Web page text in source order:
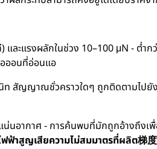
และแรงผลักในช่วง 10–100 μN - ต่
อออนที่อ่อนแอ
สัญญาณชั่วคราวใดๆ ถูกติดตามไปยั
นอากาศ - การค้นพบที่มักถูกอ้างถึงเ
ฟ้าสูญเสียความไม่สมมาตรที่ผลิต梯